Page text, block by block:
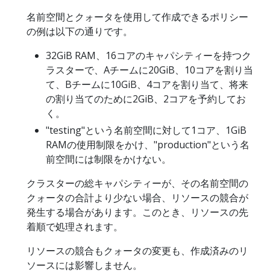
名前空間とクォータを使用して作成できるポリシー
の例は以下の通りです。
32GiB RAM、16コアのキャパシティーを持つク
ラスターで、Aチームに20GiB、10コアを割り当
て、Bチームに10GiB、4コアを割り当て、将来
の割り当てのために2GiB、2コアを予約してお
く。
"testing"という名前空間に対して1コア、1GiB
RAMの使用制限をかけ、"production"という名
前空間には制限をかけない。
クラスターの総キャパシティーが、その名前空間の
クォータの合計より少ない場合、リソースの競合が
発生する場合があります。このとき、リソースの先
着順で処理されます。
リソースの競合もクォータの変更も、作成済みのリ
ソースには影響しません。